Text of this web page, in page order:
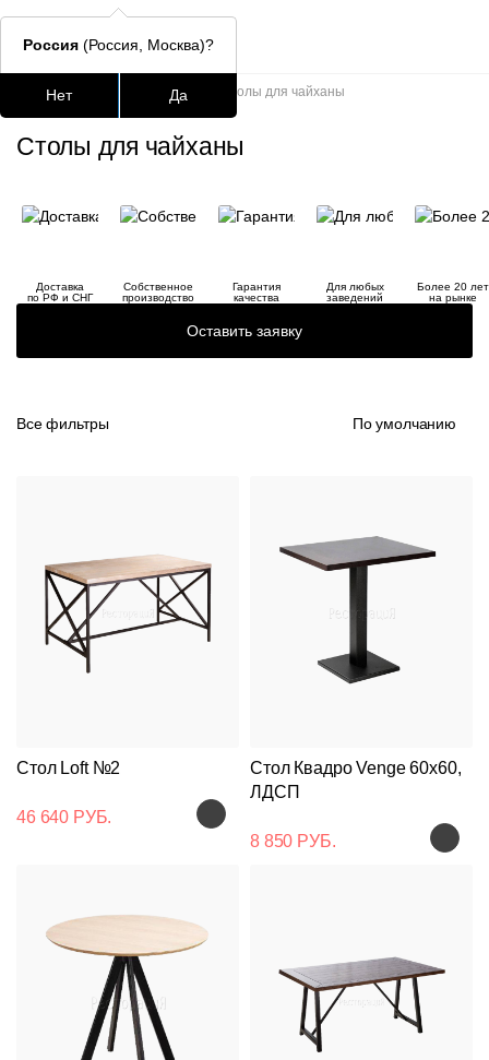
Столешницы
шафран
Главная Столы Столы для чайханы
Столы для чайханы
Доставка
по РФ и СНГ
Собственное
производство
Гарантия
качества
Для любых
заведений
Более 20 лет
на рынке
Оставить заявку
Все фильтры По умолчанию
Стол Loft №2
46 640 РУБ.
Стол Квадро Venge 60x60,
ЛДСП
8 850 РУБ.
Россия (Россия, Москва)?
Нет Да